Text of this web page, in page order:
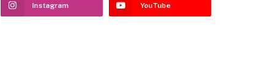
Instagram YouTube